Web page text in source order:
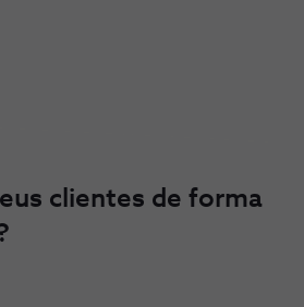
clientes de forma